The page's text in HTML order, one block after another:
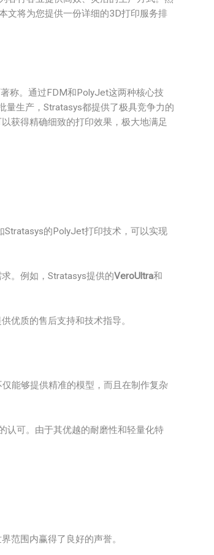
文将为您提供一份详细的3D打印服务排
称。通过FDM和PolyJet这两种核心技
量生产，Stratasys都提供了极具竞争力的
获得精确细致的打印效果，极大地满足
Stratasys的PolyJet打印技术，可以实现
。例如，Stratasys提供的VeroUltra和
优质的售后支持和技术指导。
能够提供精准的模型，而且在制作复杂
认可。由于其优越的耐磨性和轻量化特
范围内赢得了良好的声誉。